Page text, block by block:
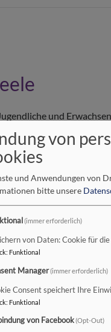
und
von
und Anwendungen von
bitte unsere
(immer erforderlich)
von Daten: Cookie für
: Funktional
Manager(immer erforderlich)
Consent speichert Ihre
: Funktional
von Facebook(Opt-Out)